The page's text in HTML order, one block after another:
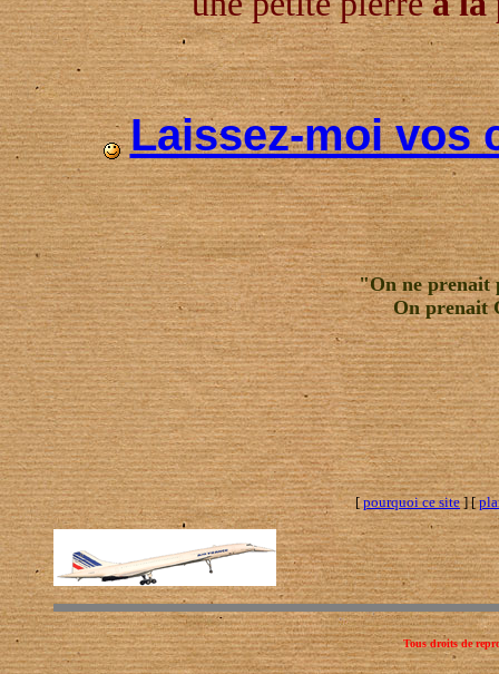
Laissez-moi vos
"On ne prenait
On prenait
[pourquoi ce site] [
Tous droits de